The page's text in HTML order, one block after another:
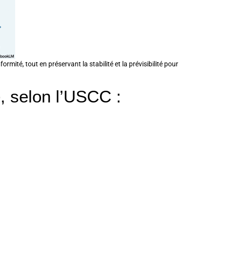
tout en préservant la stabilité et la prévisibilité pour
l’USCC :